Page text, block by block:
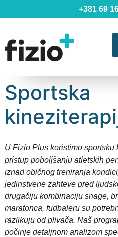
+381 69
Sportska
U Fizio Plus koristimo
pristup poboljšanju atletskih
iznad običnog treniranja
jedinstvene zahteve pred
drugačiju kombinaciju snage,
maratonca, fudbaleru su
razlikuju od plivača. Naš
počinje detaljnom analizom